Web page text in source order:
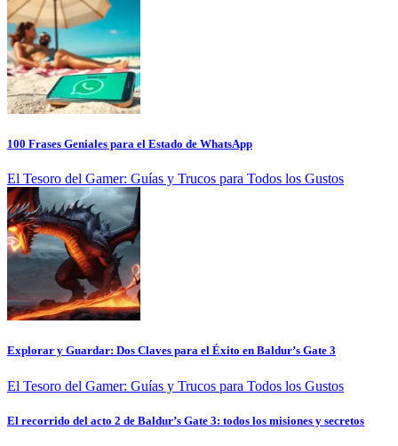
100 Frases Geniales para el Estado de WhatsApp
El Tesoro del Gamer: Guías y Trucos para Todos los Gustos
Explorar y Guardar: Dos Claves para el Éxito en Baldur’s Gate 3
El Tesoro del Gamer: Guías y Trucos para Todos los Gustos
El recorrido del acto 2 de Baldur’s Gate 3: todos los misiones y secretos